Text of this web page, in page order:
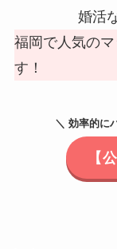
婚活
福岡で人気の
す！
＼ 効率的に
【